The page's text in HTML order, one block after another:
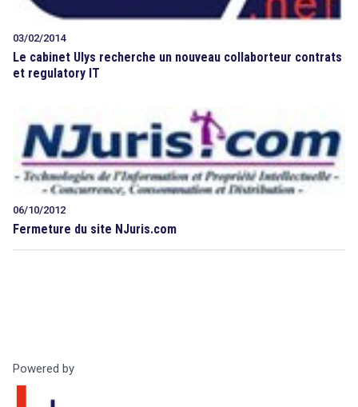
03/02/2014
Le cabinet Ulys recherche un nouveau collaborteur contrats
et regulatory IT
06/10/2012
Fermeture du site NJuris.com
Powered by